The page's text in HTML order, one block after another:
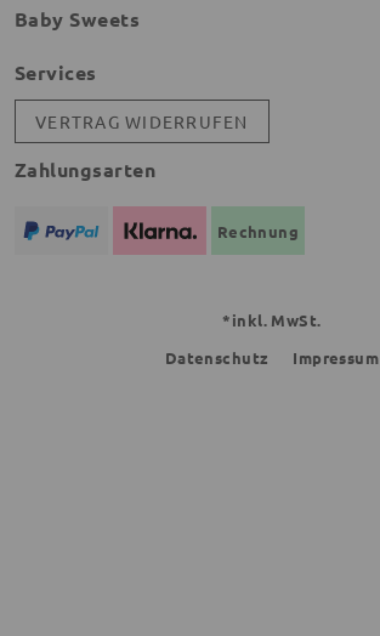
Baby Sweets
Services
VERTRAG WIDERRUFEN
Zahlungsarten
Rechnung
*inkl. MwSt.
Datenschutz
Impressum